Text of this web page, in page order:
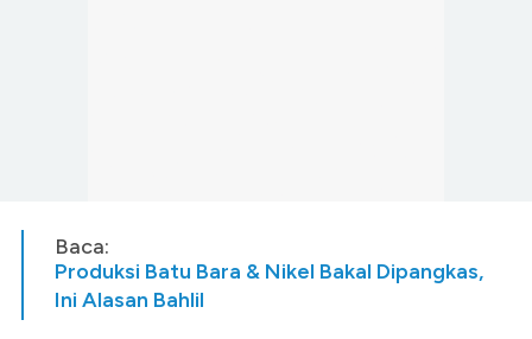
Baca:
Produksi Batu Bara & Nikel Bakal Dipangkas,
Ini Alasan Bahlil